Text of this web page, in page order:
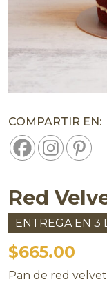
COMPARTIR EN:
Red
ENTREGA EN 3
$665.00
Pan de red